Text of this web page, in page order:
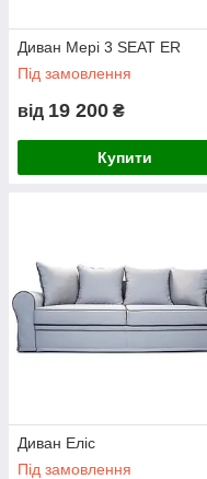
Диван Мері 3 SEAT ER
Під замовлення
від 19 200 ₴
Купити
Диван Еліс
Під замовлення